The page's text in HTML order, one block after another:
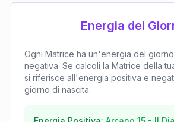
Energia del
Ogni Matrice ha un'energia del
negativa. Se calcoli la Matrice della
si riferisce all'energia positiva e
giorno di nascita.